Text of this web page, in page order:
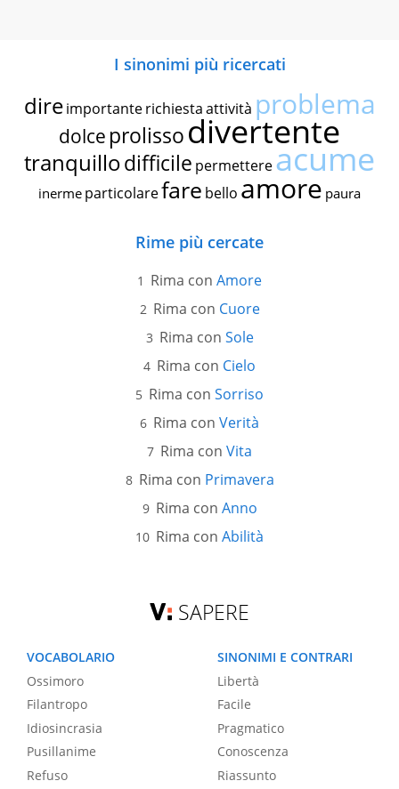
I sinonimi più ricercati
dire importante richiestaattività problema
dolce prolissodivertente
tranquillodifficile permettereacume
inerme particolarefare bello amore paura
Rime più cercate
Rima con Amore
Rima con Cuore
Rima con Sole
Rima con Cielo
Rima con Sorriso
Rima con Verità
Rima con Vita
Rima con Primavera
Rima con Anno
Rima con Abilità
SAPERE
VOCABOLARIO
Ossimoro
Filantropo
Idiosincrasia
Pusillanime
Refuso
SINONIMI E CONTRARI
Libertà
Facile
Pragmatico
Conoscenza
Riassunto